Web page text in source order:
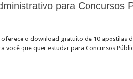
para Concursos
oferece o download gratuito de 10 apostilas
você que quer estudar para Concursos